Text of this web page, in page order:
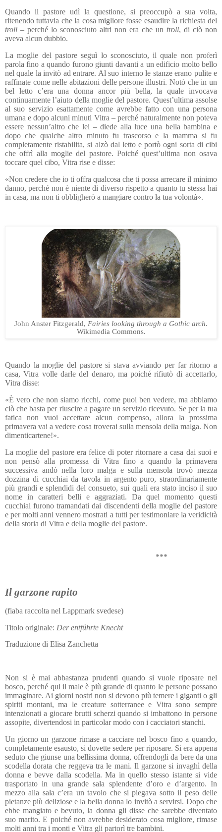
Quando il pastore udì la questione, si preoccupò a sua volta,
ritenendo tuttavia che la cosa migliore fosse esaudire la richiesta del
troll – perché lo sconosciuto altri non era che un troll, di ciò non
aveva alcun dubbio.
La moglie del pastore seguì lo sconosciuto, il quale non proferì
parola fino a quando furono giunti davanti a un edificio molto bello
nel quale la invitò ad entrare. Al suo interno le stanze erano pulite e
raffinate come nelle abitazioni delle persone illustri. Notò che in un
bel letto c’era una donna ancor più bella, la quale invocava
continuamente l’aiuto della moglie del pastore. Quest’ultima assolse
al suo servizio esattamente come avrebbe fatto con una persona
umana e dopo alcuni minuti Vitra – perché naturalmente non poteva
essere nessun’altro che lei – diede alla luce una bella bambina e
dopo che qualche altro minuto fu trascorso e la mamma si fu
completamente ristabilita, si alzò dal letto e portò ogni sorta di cibi
che offrì alla moglie del pastore. Poiché quest’ultima non osava
toccare quel cibo, Vitra rise e disse:
«Non credere che io ti offra qualcosa che ti possa arrecare il minimo
danno, perché non è niente di diverso rispetto a quanto tu stessa hai
in casa, ma non ti obbligherò a mangiare contro la tua volontà».
John Anster Fitzgerald, Fairies looking through a Gothic arch.
Wikimedia Commons.
Quando la moglie del pastore si stava avviando per far ritorno a
casa, Vitra volle darle del denaro, ma poiché rifiutò di accettarlo,
Vitra disse:
«È vero che non siamo ricchi, come puoi ben vedere, ma abbiamo
ciò che basta per riuscire a pagare un servizio ricevuto. Se per la tua
fatica non vuoi accettare alcun compenso, allora la prossima
primavera vai a vedere cosa troverai sulla mensola della malga. Non
dimenticartene!».
La moglie del pastore era felice di poter ritornare a casa dai suoi e
non pensò alla promessa di Vitra fino a quando la primavera
successiva andò nella loro malga e sulla mensola trovò mezza
dozzina di cucchiai da tavola in argento puro, straordinariamente
più grandi e splendidi del consueto, sui quali era stato inciso il suo
nome in caratteri belli e aggraziati. Da quel momento questi
cucchiai furono tramandati dai discendenti della moglie del pastore
e per molti anni vennero mostrati a tutti per testimoniare la veridicità
della storia di Vitra e della moglie del pastore.
***
Il garzone rapito
(fiaba raccolta nel Lappmark svedese)
Titolo originale: Der entführte Knecht
Traduzione di Elisa Zanchetta
Non si è mai abbastanza prudenti quando si vuole riposare nel
bosco, perché qui il male è più grande di quanto le persone possano
immaginare. Ai giorni nostri non si devono più temere i giganti o gli
spiriti montani, ma le creature sotterranee e Vitra sono sempre
intenzionati a giocare brutti scherzi quando si imbattono in persone
assopite, divertendosi in particolar modo con i cacciatori stanchi.
Un giorno un garzone rimase a cacciare nel bosco fino a quando,
completamente esausto, si dovette sedere per riposare. Si era appena
seduto che giunse una bellissima donna, offrendogli da bere da una
scodella dorata che reggeva tra le mani. Il garzone si invaghì della
donna e bevve dalla scodella. Ma in quello stesso istante si vide
trasportato in una grande sala splendente d’oro e d’argento. In
mezzo alla sala c’era un tavolo che si piegava sotto il peso delle
pietanze più deliziose e la bella donna lo invitò a servirsi. Dopo che
ebbe mangiato e bevuto, la donna gli disse che sarebbe diventato
suo marito. E poiché non avrebbe desiderato cosa migliore, rimase
molti anni tra i monti e Vitra gli partorì tre bambini.